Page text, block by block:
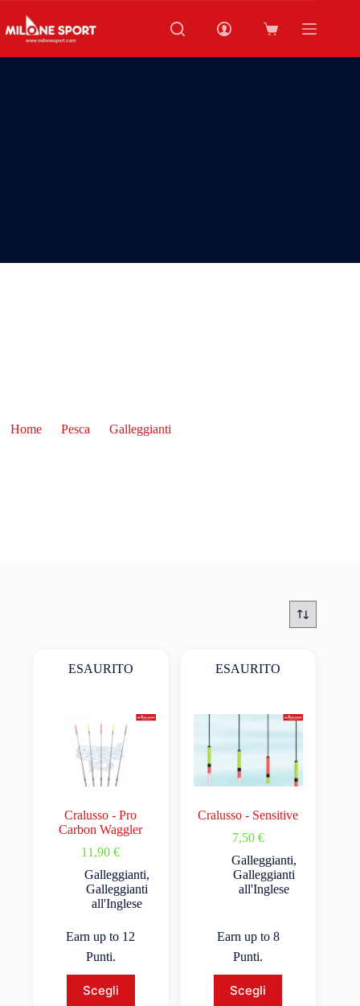
Home Pesca Galleggianti
ESAURITO
Cralusso - Pro
Carbon Waggler
11,90€
Galleggianti,
Galleggianti
all'Inglese
Earn up to 12
Punti.
Scegli
ESAURITO
Cralusso - Sensitive
7,50 €
Galleggianti,
Galleggianti
all'Inglese
Earn up to 8
Punti.
Scegli